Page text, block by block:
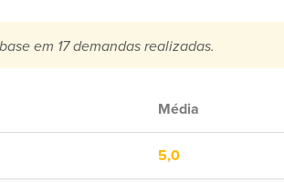
em 17 demandas realizadas.
Média
5,0